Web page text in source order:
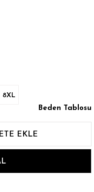
8XL
Beden Tablosu